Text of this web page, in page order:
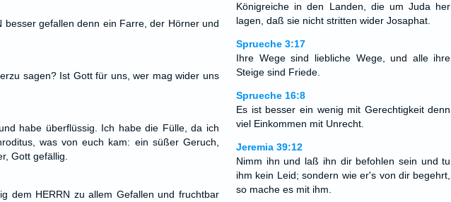
besser gefallen denn ein Farre, der Hörner und
sagen? Ist Gott für uns, wer mag wider uns
habe überflüssig. Ich habe die Fülle, da ich
was von euch kam: ein süßer Geruch,
Gott gefällig.
dem HERRN zu allem Gefallen und fruchtbar
Königreiche in den Landen, die um Juda her
lagen, daß sie nicht stritten wider Josaphat.
Sprueche 3:17
Ihre Wege sind liebliche Wege, und alle ihre
Steige sind Friede.
Sprueche 16:8
Es ist besser ein wenig mit Gerechtigkeit denn
viel Einkommen mit Unrecht.
Jeremia 39:12
Nimm ihn und laß ihn dir befohlen sein und tu
ihm kein Leid; sondern wie er's von dir begehrt,
so mache es mit ihm.